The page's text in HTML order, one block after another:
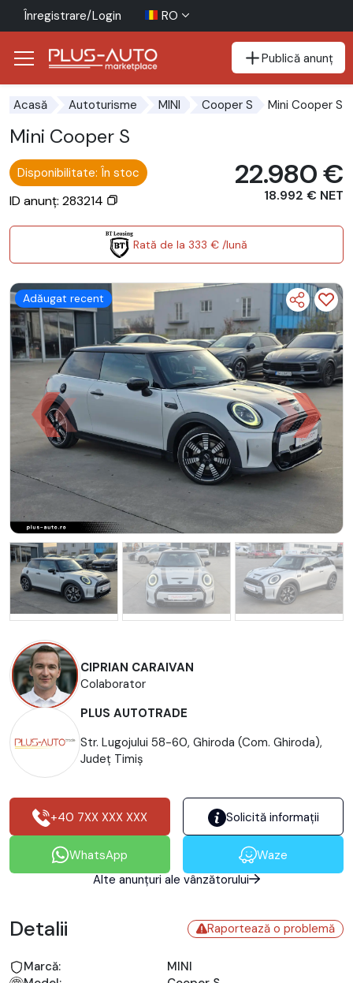
Înregistrare/Login RO
Publică anunț
Acasă Autoturisme MINI Cooper S Mini Cooper S
Mini Cooper S
Disponibilitate: În stoc
ID anunț: 283214
22.980 €
18.992 € NET
Rată de la 333 € /lună
Adăugat recent
CIPRIAN CARAIVAN
Colaborator
PLUS AUTOTRADE
Str. Lugojului 58-60, Ghiroda (Com. Ghiroda),
Județ Timiş
+40 7XX XXX XXX Solicită informații
WhatsApp
Waze
Alte anunțuri ale vânzătorului
Detalii Raportează o problemă
Marcă:
MINI